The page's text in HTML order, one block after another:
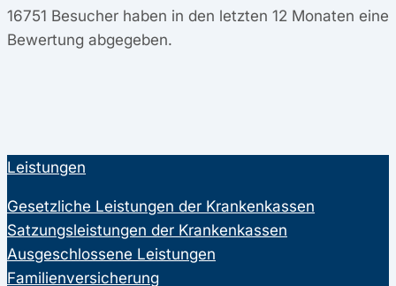
16751 Besucher haben in den letzten 12 Monaten eine
Bewertung abgegeben.
Leistungen
Gesetzliche Leistungen der Krankenkassen
Satzungsleistungen der Krankenkassen
Ausgeschlossene Leistungen
Familienversicherung